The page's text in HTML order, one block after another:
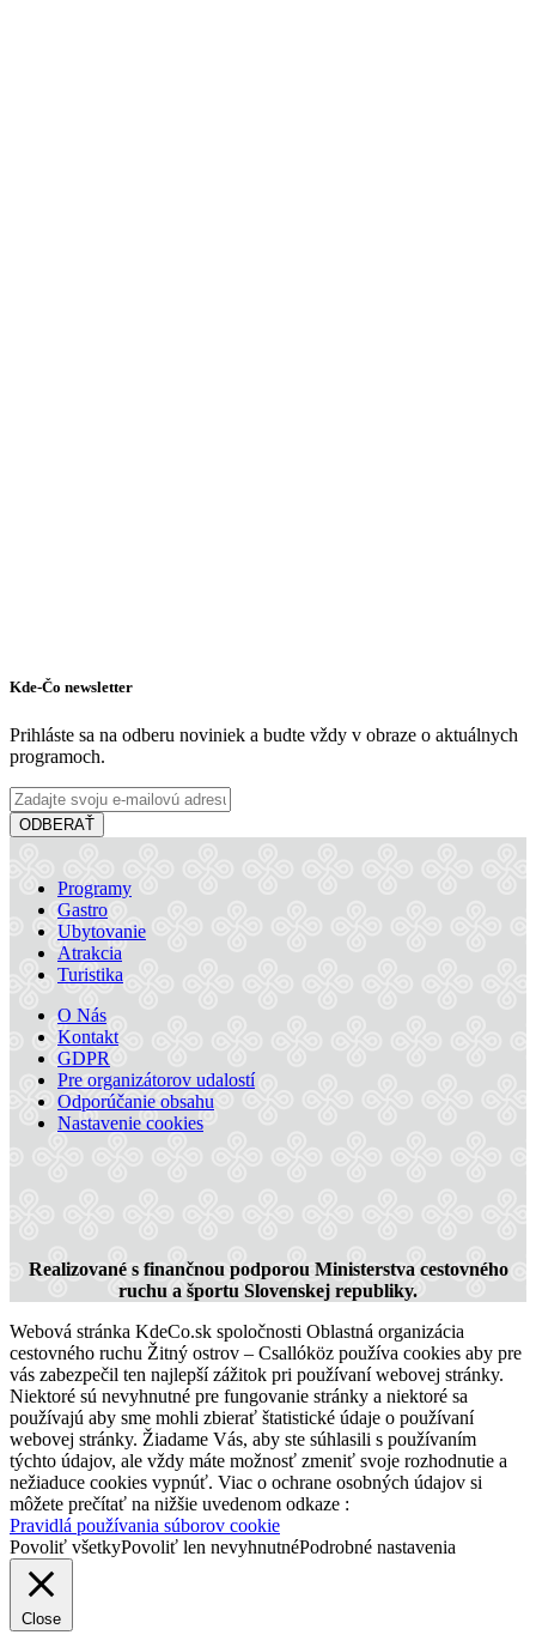
FestivalKoncert
Kde-Čo newsletter
Prihláste sa na odberu noviniek a budte vždy v obraze o aktuálnych
programoch.
ODBERAŤ
Programy
Gastro
Ubytovanie
Atrakcia
Turistika
O Nás
Kontakt
GDPR
Pre organizátorov udalostí
Odporúčanie obsahu
Nastavenie cookies
Realizované s finančnou podporou Ministerstva cestovného
ruchu a športu Slovenskej republiky.
Webová stránka KdeCo.sk spoločnosti Oblastná organizácia
cestovného ruchu Žitný ostrov – Csallóköz používa cookies aby pre
vás zabezpečil ten najlepší zážitok pri používaní webovej stránky.
Niektoré sú nevyhnutné pre fungovanie stránky a niektoré sa
používajú aby sme mohli zbierať štatistické údaje o používaní
webovej stránky. Žiadame Vás, aby ste súhlasili s používaním
týchto údajov, ale vždy máte možnosť zmeniť svoje rozhodnutie a
nežiaduce cookies vypnúť. Viac o ochrane osobných údajov si
môžete prečítať na nižšie uvedenom odkaze :
Pravidlá používania súborov cookie
Povoliť všetkyPovoliť len nevyhnutnéPodrobné nastavenia
Close